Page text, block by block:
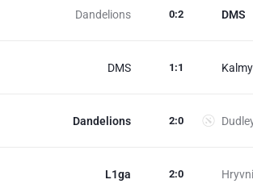
Dandelions DMS
0:2
DMS 1 :1
Dandelions 2:0
L1ga 2:0